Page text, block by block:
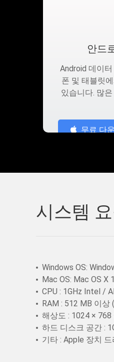
안드
Android 데이
폰 및 태블릿
있습니다. 많
무료 다
시스템
Windows OS:
Mac OS: Mac OS X
CPU : 1GHz Intel /
RAM : 512 MB 이상
해상도 : 1024 × 768
하드 디스크 공간 :
기타 : Apple 장치